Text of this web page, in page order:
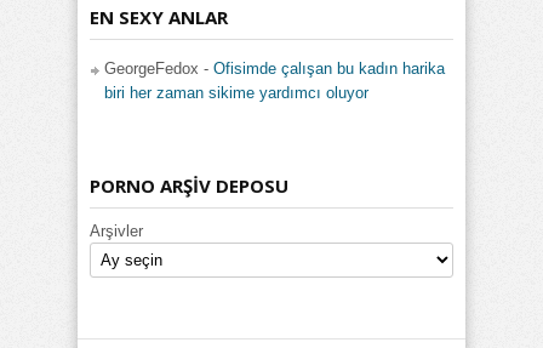
EN SEXY ANLAR
GeorgeFedox - Ofisimde çalışan bu kadın harika
biri her zaman sikime yardımcı oluyor
PORNO ARŞİV DEPOSU
Arşivler